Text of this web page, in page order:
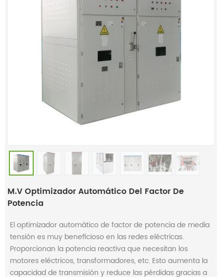
M.v Optimizador Automático Del Factor De
Potencia
El optimizador automático de factor de potencia de media
tensión es muy beneficioso en las redes eléctricas.
Proporcionan la potencia reactiva que necesitan los
motores eléctricos, transformadores, etc. Esto aumenta la
capacidad de transmisión y reduce las pérdidas gracias a